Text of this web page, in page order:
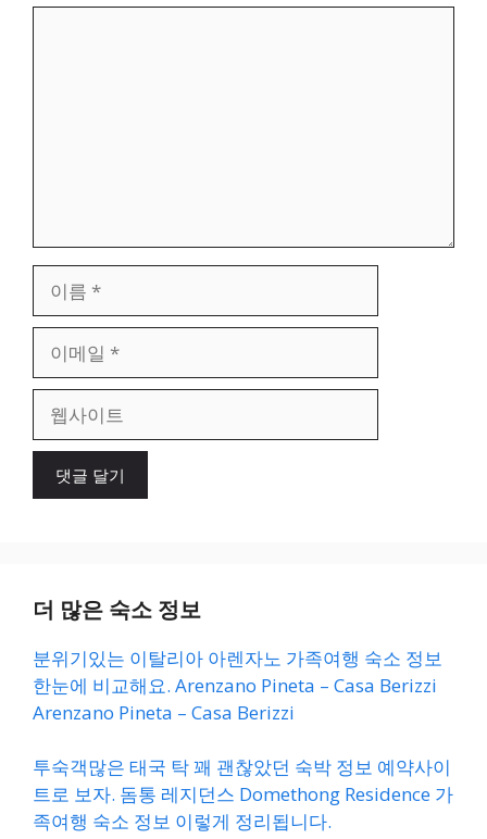
일
이
더 많은 숙소 정보
분위기있는 이탈리아 아렌자노 가족여행 숙소 정보
한눈에 비교해요. Arenzano Pineta – Casa Berizzi
Arenzano Pineta – Casa Berizzi
투숙객많은 태국 탁 꽤 괜찮았던 숙박 정보 예약사이
트로 보자. 돔통 레지던스 Domethong Residence 가
족여행 숙소 정보 이렇게 정리됩니다.